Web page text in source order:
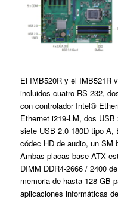
El IMB520R y el IMB521R
incluidos cuatro RS-232,
con controlador Intel®
Ethernet i219-LM, dos
siete USB 2.0 180D tipo A,
códec HD de audio, un
Ambas placas base ATX
DIMM DDR4-2666 / 2400
memoria de hasta 128 GB
aplicaciones informáticas